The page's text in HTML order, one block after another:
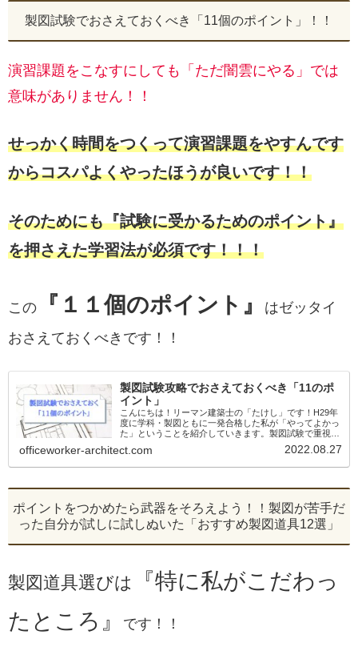
製図試験でおさえておくべき「11個のポイント」！！
演習課題をこなすにしても「ただ闇雲にやる」では
意味がありません！！
せっかく時間をつくって演習課題をやすんです
からコスパよくやったほうが良いです！！
そのためにも『試験に受かるためのポイント』
を押さえた学習法が必須です！！！
この 『１１個のポイント』
はゼッタイ
おさえておくべきです！！
製図試験攻略でおさえておくべき「11のポ
イント」
こんにちは！リーマン建築士の「たけし」です！H29年
度に学科・製図ともに一発合格した私が「やってよかっ
た」ということを紹介していきます。製図試験で重視す
るポイントはどこ？あれもこれも大事って言われて混乱
してきた＞＜製図試験に向けて頑張ってい...
officeworker-architect.com 2022.08.27
ポイントをつかめたら武器をそろえよう！！製図が苦手だ
った自分が試しに試しぬいた「おすすめ製図道具12選」
製図道具選びは
『特に私がこだわっ
たところ』
です！！